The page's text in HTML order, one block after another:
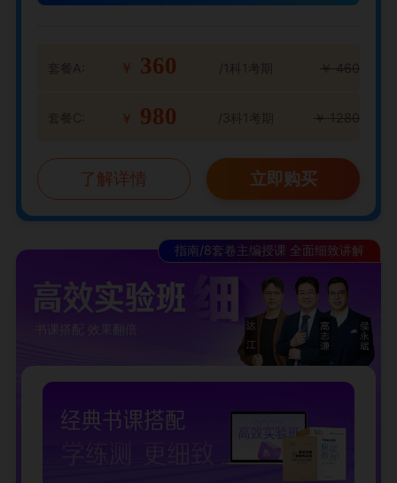
套餐A: ￥ 360 /1科1考期 ￥460
套餐C: ￥ 980 /3科1考期 ￥1280
了解详情 立即购买
书课搭配 效果翻倍
指南/8套卷主编授课 全面细致讲解